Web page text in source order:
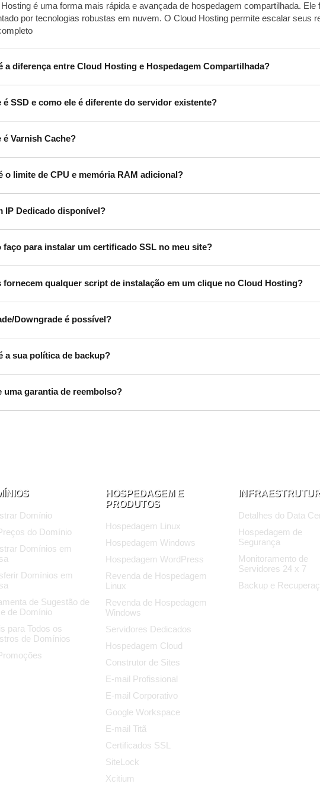
é uma forma mais rápida e avançada de hospedagem compartilhada.
por tecnologias robustas em nuvem. O Cloud Hosting permite escalar seus
a diferença entre Cloud Hosting e Hospedagem Compartilhada?
é SSD e como ele é diferente do servidor existente?
é Varnish Cache?
o limite de CPU e memória RAM adicional?
IP Dedicado disponível?
faço para instalar um certificado SSL no meu site?
fornecem qualquer script de instalação em um clique no Cloud Hosting?
Downgrade é possível?
a sua política de backup?
uma garantia de reembolso?
Domínio
do Domínio
Domínios em
Domínios em
de Sugestão de
de Domínio
para Todos os
de Domínios
HOSPEDAGEM E
PRODUTOS
Hospedagem Linux
Hospedagem Windows
Hospedagem WordPress
Revenda de Hospedagem
Linux
Revenda de Hospedagem
Windows
Servidores Dedicados
Hospedagem Cloud
Construtor de Sites
E-mail Profissional
E-mail Corporativo
Google Workspace
E-mail Titã
Certificados SSL
SiteLock
Xcitium
Detalhes do Data
Hospedagem de
Segurança
Monitoramento de
Servidores 24 x 7
Backup e